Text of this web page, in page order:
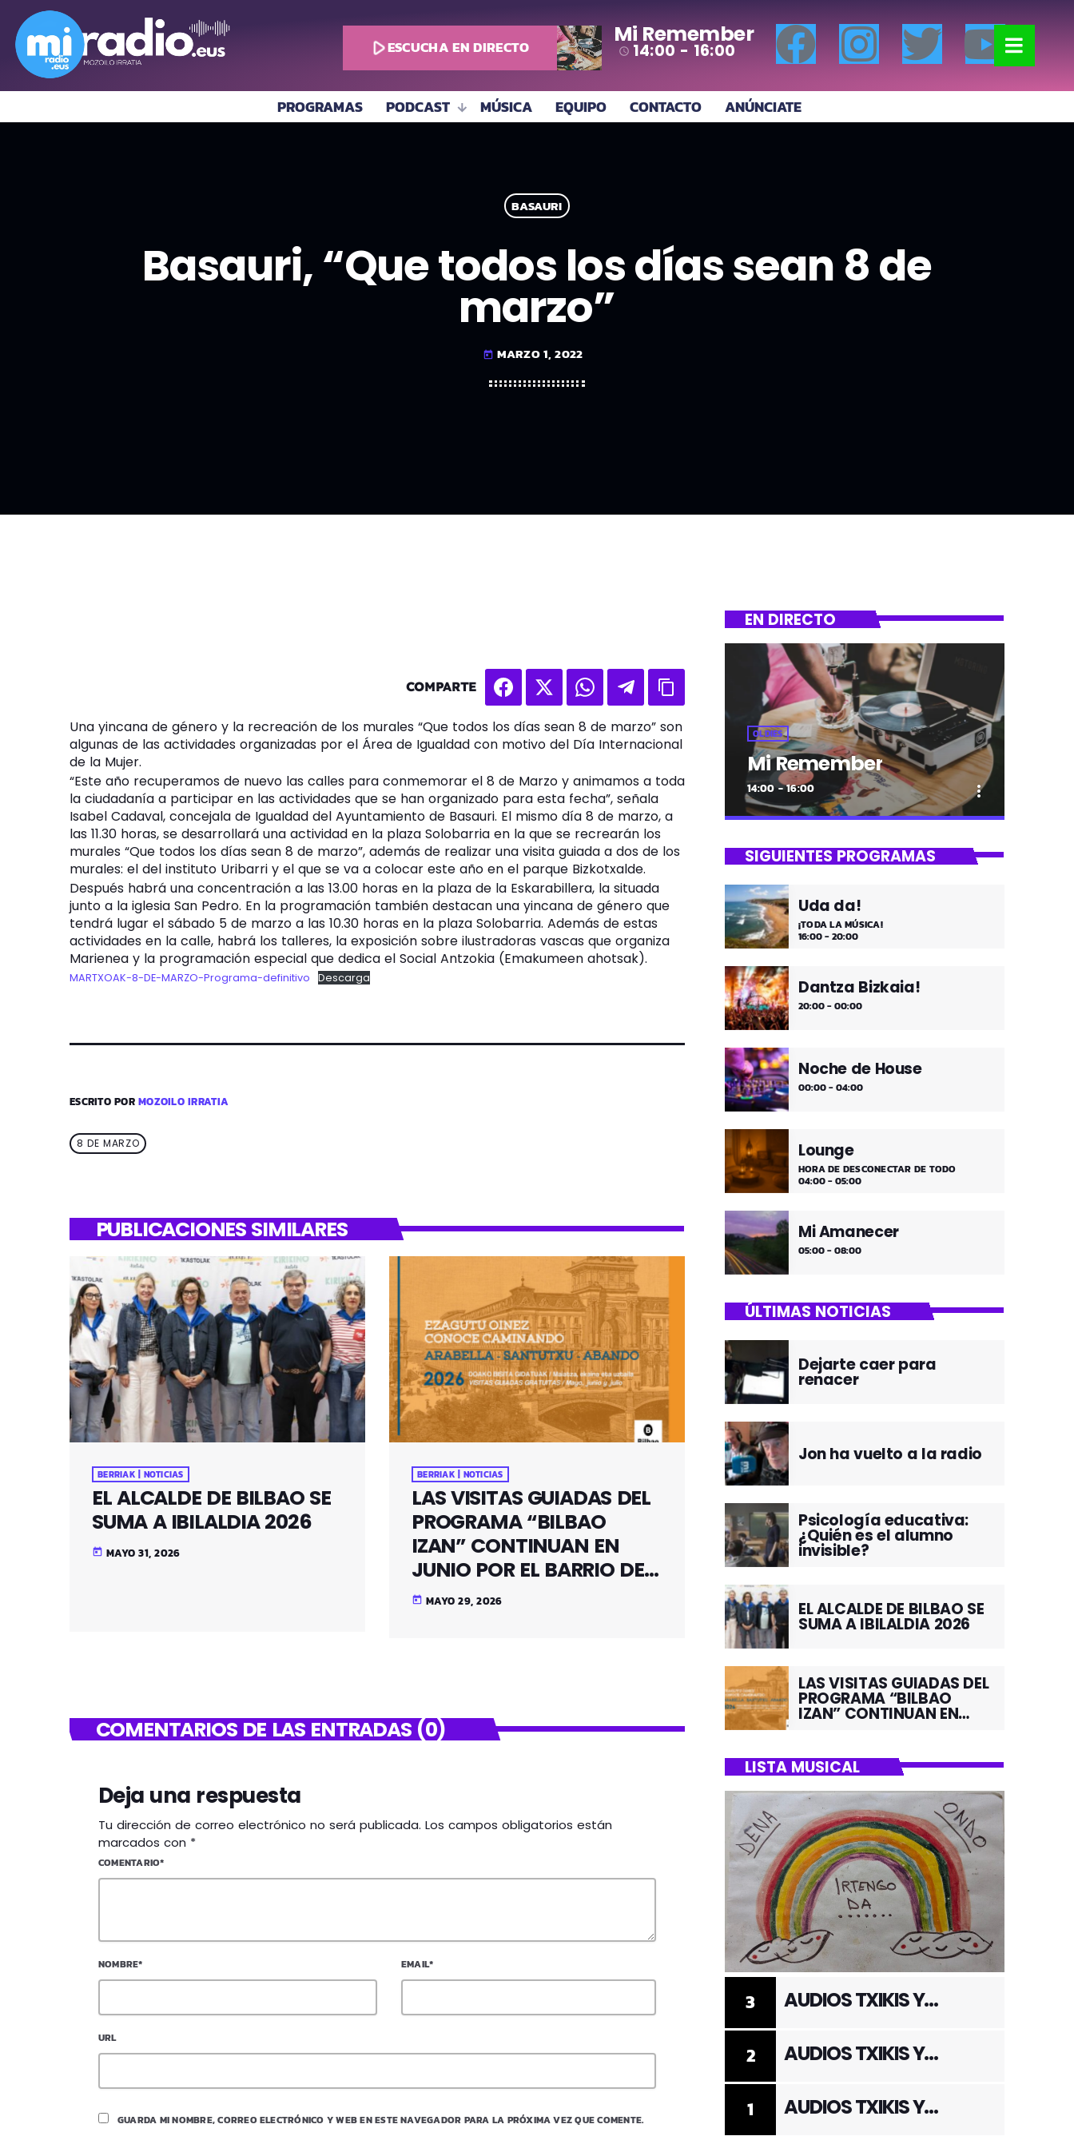
play_arrowESCUCHA EN DIRECTO Mi Remember
access_time 14:00 - 16:00
PROGRAMAS PODCAST MÚSICA EQUIPO CONTACTO ANÚNCIATE
BASAURI
Basauri, “Que todos los días sean 8 de
marzo”
today MARZO 1, 2022
COMPARTE
Una yincana de género y la recreación de los murales “Que todos los días sean 8 de marzo” son
algunas de las actividades organizadas por el Área de Igualdad con motivo del Día Internacional
de la Mujer.
“Este año recuperamos de nuevo las calles para conmemorar el 8 de Marzo y animamos a toda
la ciudadanía a participar en las actividades que se han organizado para esta fecha”, señala
Isabel Cadaval, concejala de Igualdad del Ayuntamiento de Basauri. El mismo día 8 de marzo, a
las 11.30 horas, se desarrollará una actividad en la plaza Solobarria en la que se recrearán los
murales “Que todos los días sean 8 de marzo”, además de realizar una visita guiada a dos de los
murales: el del instituto Uribarri y el que se va a colocar este año en el parque Bizkotxalde.
Después habrá una concentración a las 13.00 horas en la plaza de la Eskarabillera, la situada
junto a la iglesia San Pedro. En la programación también destacan una yincana de género que
tendrá lugar el sábado 5 de marzo a las 10.30 horas en la plaza Solobarria. Además de estas
actividades en la calle, habrá los talleres, la exposición sobre ilustradoras vascas que organiza
Marienea y la programación especial que dedica el Social Antzokia (Emakumeen ahotsak).
MARTXOAK-8-DE-MARZO-Programa-definitivo Descarga
ESCRITO PORMOZOILO IRRATIA
8 DE MARZO
PUBLICACIONES SIMILARES
BERRIAK | NOTICIAS
EL ALCALDE DE BILBAO SE
SUMA A IBILALDIA 2026
today MAYO 31, 2026
BERRIAK | NOTICIAS
LAS VISITAS GUIADAS DEL
PROGRAMA “BILBAO
IZAN” CONTINUAN EN
JUNIO POR EL BARRIO DE
SANTUTXU
today MAYO 29, 2026
COMENTARIOS DE LAS ENTRADAS (0)
Deja una respuesta
Tu dirección de correo electrónico no será publicada. Los campos obligatorios están
marcados con *
COMENTARIO*
NOMBRE* EMAIL*
URL
GUARDA MI NOMBRE, CORREO ELECTRÓNICO Y WEB EN ESTE NAVEGADOR PARA LA PRÓXIMA VEZ QUE COMENTE.
EN DIRECTO
OLDIES
Mi Remember
14:00 - 16:00 more_vert
Mi Remember
medios días y comienzo de tarde de los
fines de semana, de 2 a 4. ¡Disfruta!
SIGUIENTES PROGRAMAS
Uda da!
¡TODA LA MÚSICA!
16:00 - 20:00
Dantza Bizkaia!
20:00 - 00:00
Noche de House
00:00 - 04:00
Lounge
HORA DE DESCONECTAR DE TODO
04:00 - 05:00
Mi Amanecer
05:00 - 08:00
ÚLTIMAS NOTICIAS
Dejarte caer para
renacer
Jon ha vuelto a la radio
Psicología educativa:
¿Quién es el alumno
invisible?
EL ALCALDE DE BILBAO SE
SUMA A IBILALDIA 2026
LAS VISITAS GUIADAS DEL
PROGRAMA “BILBAO
IZAN” CONTINUAN EN
LISTA MUSICAL
1 AUDIOS TXIKIS Y
2 AUDIOS TXIKIS Y
3 AUDIOS TXIKIS Y